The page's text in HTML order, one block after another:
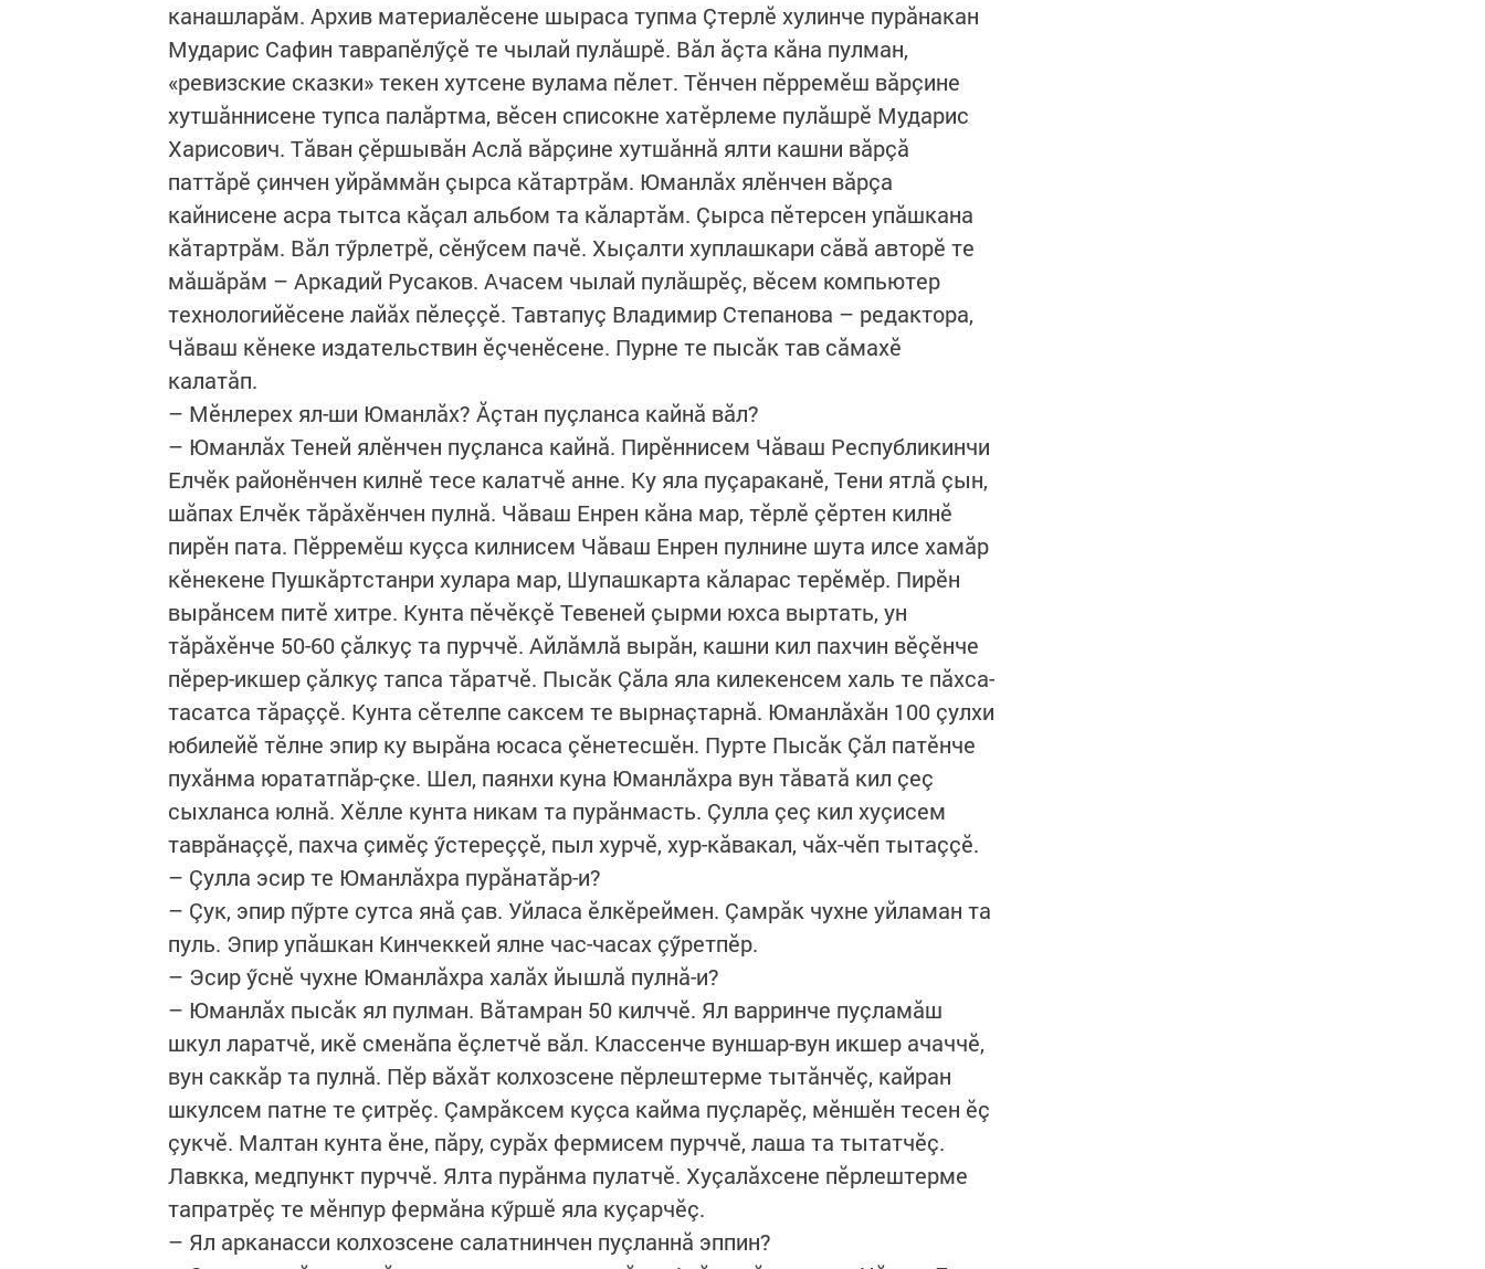
канашларăм. Архив материалӗсене шыраса тупма Çтерлӗ хулинче пурăнакан
Мударис Сафин таврапӗлӳçӗ те чылай пулăшрӗ. Вăл ăçта кăна пулман,
«ревизские сказки» текен хутсене вулама пӗлет. Тӗнчен пӗрремӗш вăрçине
хутшăннисене тупса палăртма, вӗсен списокне хатӗрлеме пулăшрӗ Мударис
Харисович. Тăван çӗршывăн Аслă вăрçине хутшăннă ялти кашни вăрçă
паттăрӗ çинчен уйрăммăн çырса кăтартрăм. Юманлăх ялӗнчен вăрçа
кайнисене асра тытса кăçал альбом та кăлартăм. Çырса пӗтерсен упăшкана
кăтартрăм. Вăл тӳрлетрӗ, сӗнӳсем пачӗ. Хыçалти хуплашкари сăвă авторӗ те
мăшăрăм – Аркадий Русаков. Ачасем чылай пулăшрӗç, вӗсем компьютер
технологийӗсене лайăх пӗлеççӗ. Тавтапуç Владимир Степанова – редактора,
Чăваш кӗнеке издательствин ӗçченӗсене. Пурне те пысăк тав сăмахӗ
калатăп.
– Мӗнлерех ял-ши Юманлăх? Ăçтан пуçланса кайнă вăл?
– Юманлăх Теней ялӗнчен пуçланса кайнă. Пирӗннисем Чăваш Республикинчи
Елчӗк районӗнчен килнӗ тесе калатчӗ анне. Ку яла пуçараканӗ, Тени ятлă çын,
шăпах Елчӗк тăрăхӗнчен пулнă. Чăваш Енрен кăна мар, тӗрлӗ çӗртен килнӗ
пирӗн пата. Пӗрремӗш куçса килнисем Чăваш Енрен пулнине шута илсе хамăр
кӗнекене Пушкăртстанри хулара мар, Шупашкарта кăларас терӗмӗр. Пирӗн
вырăнсем питӗ хитре. Кунта пӗчӗкçӗ Тевеней çырми юхса выртать, ун
тăрăхӗнче 50-60 çăлкуç та пурччӗ. Айлăмлă вырăн, кашни кил пахчин вӗçӗнче
пӗрер-икшер çăлкуç тапса тăратчӗ. Пысăк Çăла яла килекенсем халь те пăхса-
тасатса тăраççӗ. Кунта сӗтелпе саксем те вырнаçтарнă. Юманлăхăн 100 çулхи
юбилейӗ тӗлне эпир ку вырăна юсаса çӗнетесшӗн. Пурте Пысăк Çăл патӗнче
пухăнма юрататпăр-çке. Шел, паянхи куна Юманлăхра вун тăватă кил çеç
сыхланса юлнă. Хӗлле кунта никам та пурăнмасть. Çулла çеç кил хуçисем
таврăнаççӗ, пахча çимӗç ӳстереççӗ, пыл хурчӗ, хур-кăвакал, чăх-чӗп тытаççӗ.
– Çулла эсир те Юманлăхра пурăнатăр-и?
– Çук, эпир пӳрте сутса янă çав. Уйласа ӗлкӗреймен. Çамрăк чухне уйламан та
пуль. Эпир упăшкан Кинчеккей ялне час-часах çӳретпӗр.
– Эсир ӳснӗ чухне Юманлăхра халăх йышлă пулнă-и?
– Юманлăх пысăк ял пулман. Вăтамран 50 килччӗ. Ял варринче пуçламăш
шкул ларатчӗ, икӗ сменăпа ӗçлетчӗ вăл. Классенче вуншар-вун икшер ачаччӗ,
вун саккăр та пулнă. Пӗр вăхăт колхозсене пӗрлештерме тытăнчӗç, кайран
шкулсем патне те çитрӗç. Çамрăксем куçса кайма пуçларӗç, мӗншӗн тесен ӗç
çукчӗ. Малтан кунта ӗне, пăру, сурăх фермисем пурччӗ, лаша та тытатчӗç.
Лавкка, медпункт пурччӗ. Ялта пурăнма пулатчӗ. Хуçалăхсене пӗрлештерме
тапратрӗç те мӗнпур фермăна кӳршӗ яла куçарчӗç.
– Ял арканасси колхозсене салатнинчен пуçланнă эппин?